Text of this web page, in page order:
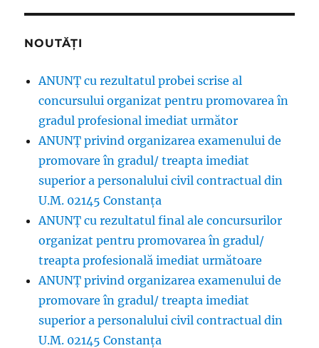
NOUTĂȚI
ANUNȚ cu rezultatul probei scrise al
concursului organizat pentru promovarea în
gradul profesional imediat următor
ANUNŢ privind organizarea examenului de
promovare în gradul/ treapta imediat
superior a personalului civil contractual din
U.M. 02145 Constanța
ANUNȚ cu rezultatul final ale concursurilor
organizat pentru promovarea în gradul/
treapta profesională imediat următoare
ANUNŢ privind organizarea examenului de
promovare în gradul/ treapta imediat
superior a personalului civil contractual din
U.M. 02145 Constanța